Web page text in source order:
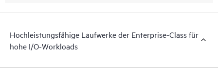
Hochleistungsfähige Laufwerke der Enterprise-Class für
hohe I/O-Workloads